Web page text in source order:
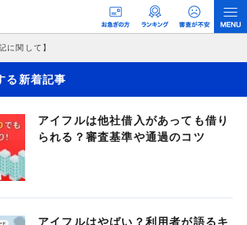
に関して】
して読者が企業ホームページを訪れ、成約が発生すると弊
酬が支払われるという収益モデルです。 ただし、特定の
ではなく、当編集部の調査／ユーザーへの口コミ収集な
る新着記事
アイフルは他社借入があっても借り
られる？審査基準や通過のコツ
アイフルはやばい？利用者が語るキ